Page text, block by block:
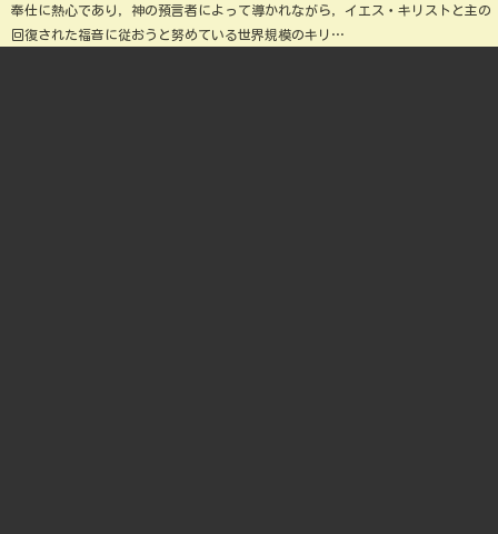
奉仕に熱心であり，神の預言者によって導かれながら，イエス・キリストと主の
回復された福音に従おうと努めている世界規模のキリ…